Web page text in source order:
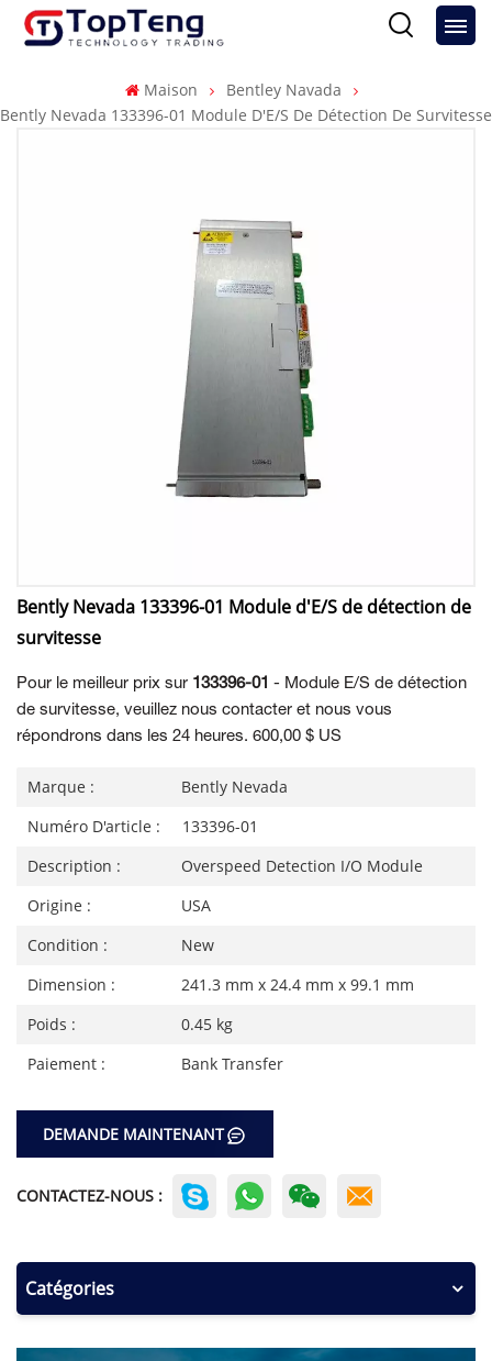
Maison
Bentley Navada
Bently Nevada 133396-01 Module D'E/S De Détection De Survitesse
Bently Nevada 133396-01 Module d'E/S de détection de
survitesse
Pour le meilleur prix sur 133396-01 - Module E/S de détection
de survitesse, veuillez nous contacter et nous vous
répondrons dans les 24 heures. 600,00 $ US
Marque :
Bently Nevada
Numéro D'article :
133396-01
Description :
Overspeed Detection I/O Module
Origine :
USA
Condition :
New
Dimension :
241.3 mm x 24.4 mm x 99.1 mm
Poids :
0.45 kg
Paiement :
Bank Transfer
DEMANDE MAINTENANT
CONTACTEZ-NOUS :
Catégories